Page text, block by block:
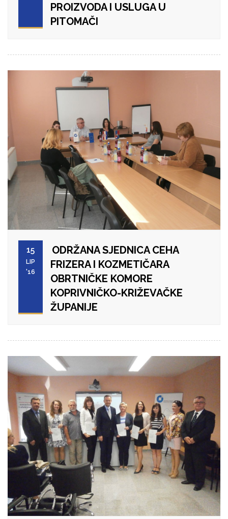
PROIZVODA I USLUGA U
PITOMAČI
15
LIP
'16
ODRŽANA SJEDNICA CEHA
FRIZERA I KOZMETIČARA
OBRTNIČKE KOMORE
KOPRIVNIČKO-KRIŽEVAČKE
ŽUPANIJE